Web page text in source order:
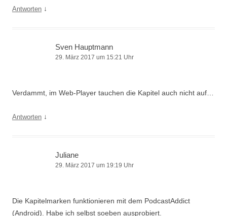
Antworten ↓
Sven Hauptmann
29. März 2017 um 15:21 Uhr
Verdammt, im Web-Player tauchen die Kapitel auch nicht auf…
Antworten ↓
Juliane
29. März 2017 um 19:19 Uhr
Die Kapitelmarken funktionieren mit dem PodcastAddict
(Android). Habe ich selbst soeben ausprobiert.